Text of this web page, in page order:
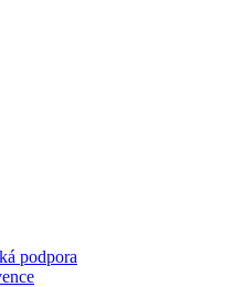
podpora